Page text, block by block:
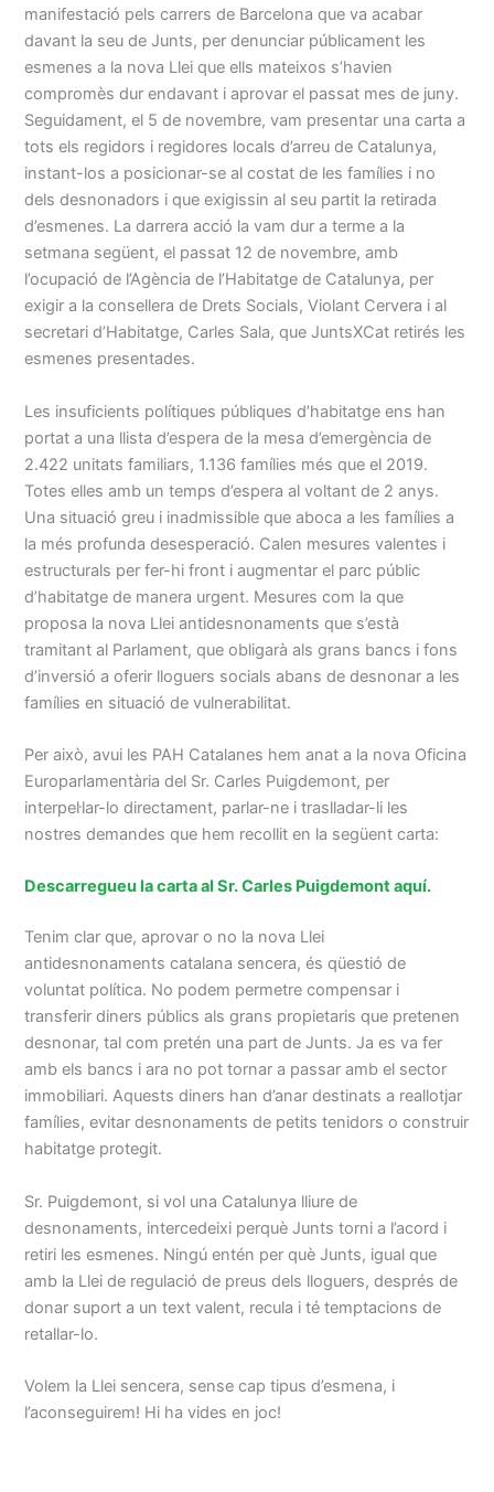
manifestació pels carrers de Barcelona que va acabar
davant la seu de Junts, per denunciar públicament les
esmenes a la nova Llei que ells mateixos s’havien
compromès dur endavant i aprovar el passat mes de juny.
Seguidament, el 5 de novembre, vam presentar una carta a
tots els regidors i regidores locals d’arreu de Catalunya,
instant-los a posicionar-se al costat de les famílies i no
dels desnonadors i que exigissin al seu partit la retirada
d’esmenes. La darrera acció la vam dur a terme a la
setmana següent, el passat 12 de novembre, amb
l’ocupació de l’Agència de l’Habitatge de Catalunya, per
exigir a la consellera de Drets Socials, Violant Cervera i al
secretari d’Habitatge, Carles Sala, que JuntsXCat retirés les
esmenes presentades.
Les insuficients polítiques públiques d’habitatge ens han
portat a una llista d’espera de la mesa d’emergència de
2.422 unitats familiars, 1.136 famílies més que el 2019.
Totes elles amb un temps d’espera al voltant de 2 anys.
Una situació greu i inadmissible que aboca a les famílies a
la més profunda desesperació. Calen mesures valentes i
estructurals per fer-hi front i augmentar el parc públic
d’habitatge de manera urgent. Mesures com la que
proposa la nova Llei antidesnonaments que s’està
tramitant al Parlament, que obligarà als grans bancs i fons
d’inversió a oferir lloguers socials abans de desnonar a les
famílies en situació de vulnerabilitat.
Per això, avui les PAH Catalanes hem anat a la nova Oficina
Europarlamentària del Sr. Carles Puigdemont, per
interpel·lar-lo directament, parlar-ne i traslladar-li les
nostres demandes que hem recollit en la següent carta:
Descarregueu la carta al Sr. Carles Puigdemont aquí.
Tenim clar que, aprovar o no la nova Llei
antidesnonaments catalana sencera, és qüestió de
voluntat política. No podem permetre compensar i
transferir diners públics als grans propietaris que pretenen
desnonar, tal com pretén una part de Junts. Ja es va fer
amb els bancs i ara no pot tornar a passar amb el sector
immobiliari. Aquests diners han d’anar destinats a reallotjar
famílies, evitar desnonaments de petits tenidors o construir
habitatge protegit.
Sr. Puigdemont, si vol una Catalunya lliure de
desnonaments, intercedeixi perquè Junts torni a l’acord i
retiri les esmenes. Ningú entén per què Junts, igual que
amb la Llei de regulació de preus dels lloguers, després de
donar suport a un text valent, recula i té temptacions de
retallar-lo.
Volem la Llei sencera, sense cap tipus d’esmena, i
l’aconseguirem! Hi ha vides en joc!